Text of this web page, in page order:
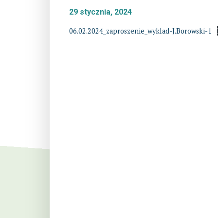
29 stycznia, 2024
06.02.2024_zaproszenie_wyklad-J.Borowski-1